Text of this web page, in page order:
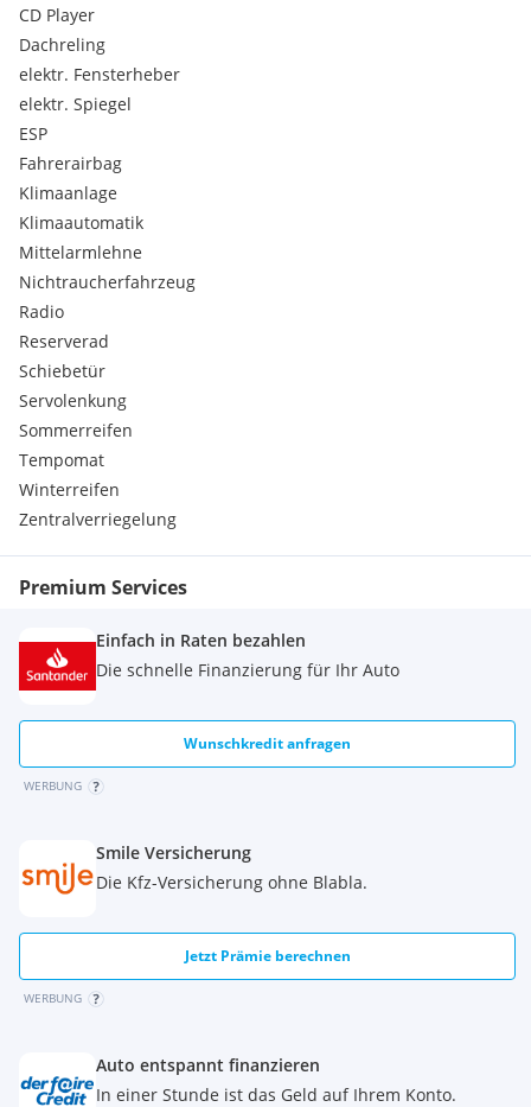
CD Player
Dachreling
elektr. Fensterheber
elektr. Spiegel
ESP
Fahrerairbag
Klimaanlage
Klimaautomatik
Mittelarmlehne
Nichtraucherfahrzeug
Radio
Reserverad
Schiebetür
Servolenkung
Sommerreifen
Tempomat
Winterreifen
Zentralverriegelung
Premium Services
Einfach in Raten bezahlen
Die schnelle Finanzierung für Ihr Auto
Wunschkredit anfragen
WERBUNG
Smile Versicherung
Die Kfz-Versicherung ohne Blabla.
Jetzt Prämie berechnen
WERBUNG
Auto entspannt finanzieren
In einer Stunde ist das Geld auf Ihrem Konto.